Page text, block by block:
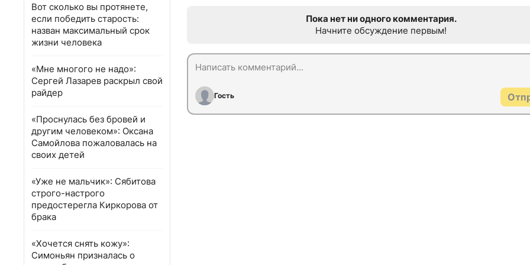
Вот сколько вы протянете,
если победить старость:
назван максимальный срок
жизни человека
«Мне многого не надо»:
Сергей Лазарев раскрыл свой
райдер
«Проснулась без бровей и
другим человеком»: Оксана
Самойлова пожаловалась на
своих детей
«Уже не мальчик»: Сябитова
строго-настрого
предостерегла Киркорова от
брака
«Хочется снять кожу»:
Симоньян призналась о
Пока нет ни одного комментария.
Начните обсуждение первым!
Гость